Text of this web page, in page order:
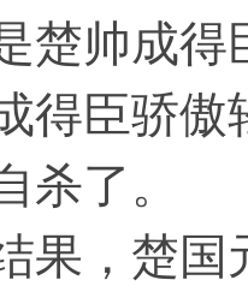
楚帅成
得臣骄
杀了。
果，楚